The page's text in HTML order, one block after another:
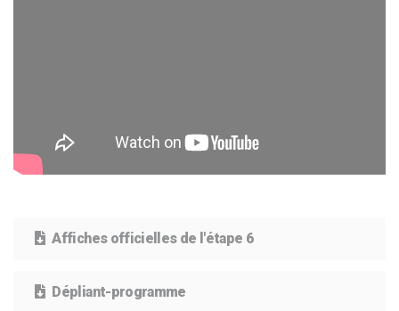
Affiches officielles de l'étape 6
Dépliant-programme